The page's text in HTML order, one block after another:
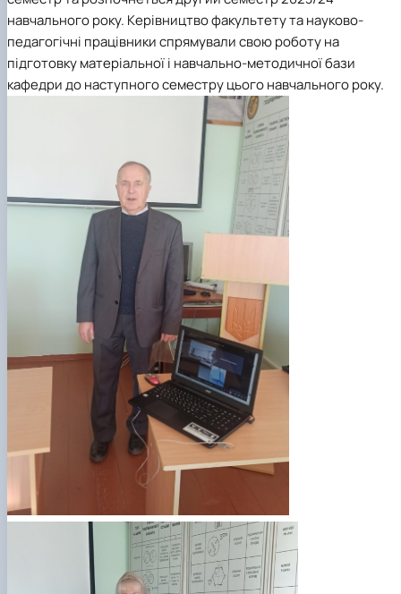
навчального року. Керівництво факультету та науково-
педагогічні працівники спрямували свою роботу на
підготовку матеріальної і навчально-методичної бази
кафедри до наступного семестру цього навчального року.